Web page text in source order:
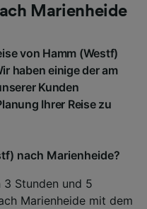
Marienheide
von Hamm (Westf)
haben einige der am
Kunden
Ihrer Reise zu
nach Marienheide?
Stunden und 5
Marienheide mit dem